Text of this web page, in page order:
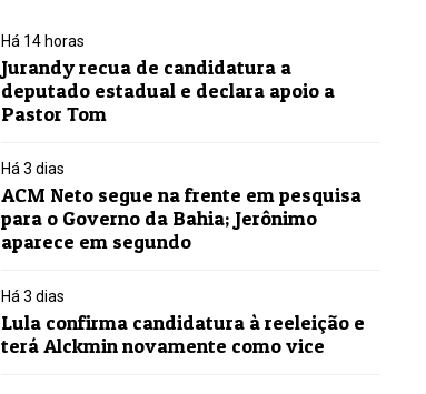
Há 14 horas
Jurandy recua de candidatura a
deputado estadual e declara apoio a
Pastor Tom
Há 3 dias
ACM Neto segue na frente em pesquisa
para o Governo da Bahia; Jerônimo
aparece em segundo
Há 3 dias
Lula confirma candidatura à reeleição e
terá Alckmin novamente como vice